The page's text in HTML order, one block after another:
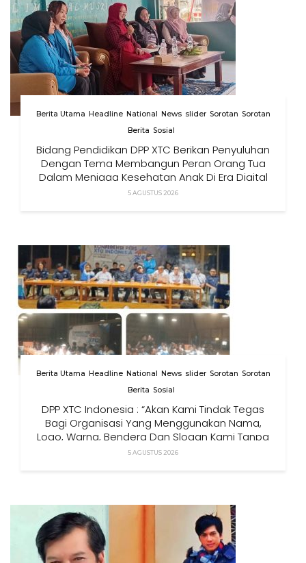
Berita Utama Headline National News slider Sorotan Sorotan
Berita Sosial
Bidang Pendidikan DPP XTC Berikan Penyuluhan
Dengan Tema Membangun Peran Orang Tua
Dalam Menjaga Kesehatan Anak Di Era Digital
5 AGUSTUS 2026
Berita Utama Headline National News slider Sorotan Sorotan
Berita Sosial
DPP XTC Indonesia : “Akan Kami Tindak Tegas
Bagi Organisasi Yang Menggunakan Nama,
Logo, Warna, Bendera Dan Slogan Kami Tanpa
Izin”
5 AGUSTUS 2026